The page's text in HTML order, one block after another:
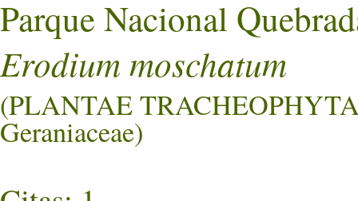
Parque Nacional
Erodium moschatum
(PLANTAE
Geraniaceae)